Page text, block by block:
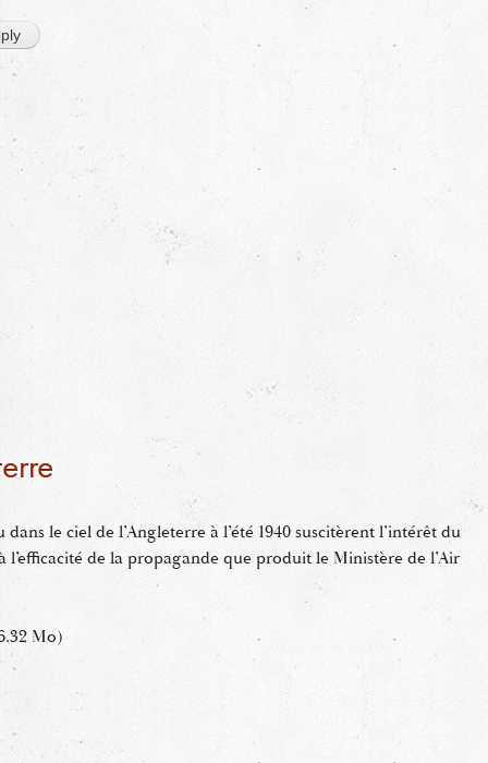
le ciel de l’Angleterre à l’été 1940 suscitèrent l’intérêt du
de la propagande que produit le Ministère de l’Air
Mo)